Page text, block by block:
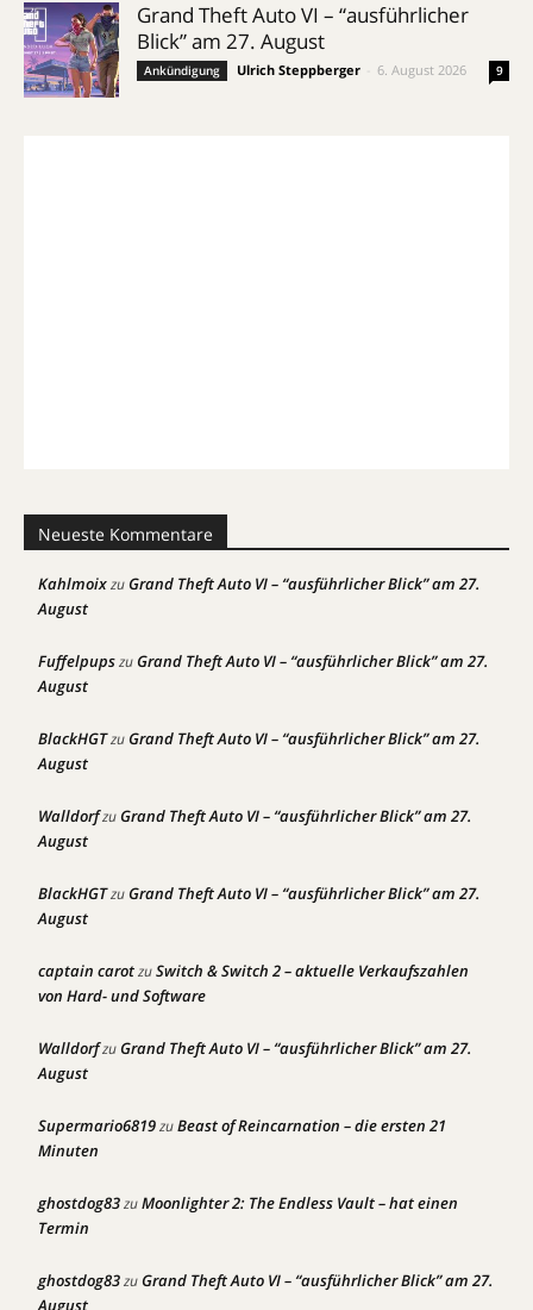
Grand Theft Auto VI – “ausführlicher
Blick” am 27. August
Ankündigung Ulrich Steppberger 6. August 2026 9
Neueste Kommentare
KahlmoixzuGrand Theft Auto VI – “ausführlicher Blick” am 27.
August
FuffelpupszuGrand Theft Auto VI – “ausführlicher Blick” am 27.
August
BlackHGTzuGrand Theft Auto VI – “ausführlicher Blick” am 27.
August
WalldorfzuGrand Theft Auto VI – “ausführlicher Blick” am 27.
August
BlackHGTzuGrand Theft Auto VI – “ausführlicher Blick” am 27.
August
captain carotzuSwitch & Switch 2 – aktuelle Verkaufszahlen
von Hard- und Software
WalldorfzuGrand Theft Auto VI – “ausführlicher Blick” am 27.
August
Supermario6819zuBeast of Reincarnation – die ersten 21
Minuten
ghostdog83zuMoonlighter 2: The Endless Vault – hat einen
Termin
ghostdog83zuGrand Theft Auto VI – “ausführlicher Blick” am 27.
August